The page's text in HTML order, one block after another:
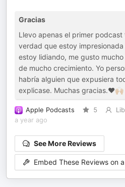
Gracias
Llevo apenas el primer
verdad que estoy
estoy lidiando, me gusto
de mucho crecimiento. Yo
habría alguien que expusiera
explicase. Muchas gracias.❤️🙌🏼
Apple Podcasts 5
a year ago
See More Reviews
Embed These Reviews on